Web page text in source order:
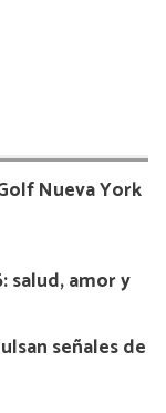
Nueva York
salud, amor y
señales de